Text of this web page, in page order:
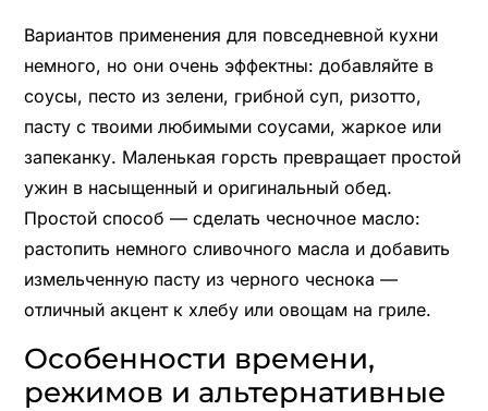
Вариантов применения для повседневной кухни
немного, но они очень эффектны: добавляйте в
соусы, песто из зелени, грибной суп, ризотто,
пасту с твоими любимыми соусами, жаркое или
запеканку. Маленькая горсть превращает простой
ужин в насыщенный и оригинальный обед.
Простой способ — сделать чесночное масло:
растопить немного сливочного масла и добавить
измельченную пасту из черного чеснока —
отличный акцент к хлебу или овощам на гриле.
Особенности времени,
режимов и альтернативные